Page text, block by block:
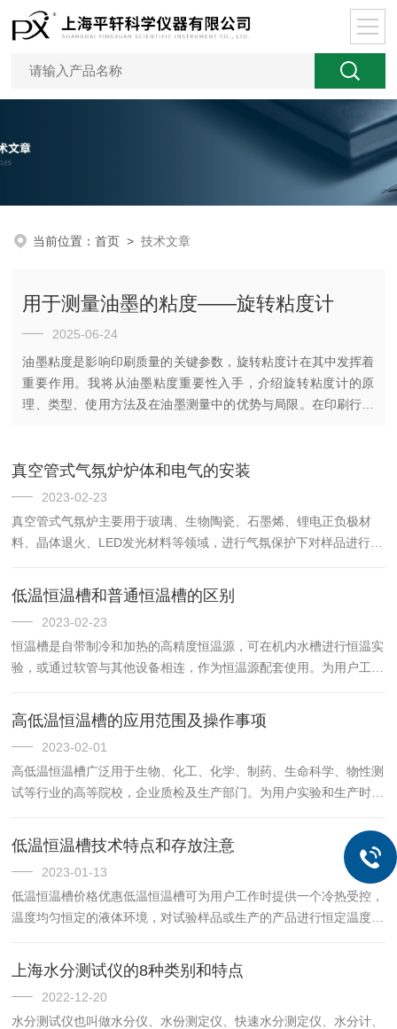
当前位置：首页 >技术文章
用于测量油墨的粘度——旋转粘度计
2025-06-24
油墨粘度是影响印刷质量的关键参数，旋转粘度计在其中发挥着
重要作用。我将从油墨粘度重要性入手，介绍旋转粘度计的原
理、类型、使用方法及在油墨测量中的优势与局限。在印刷行业
真空管式气氛炉炉体和电气的安装
2023-02-23
真空管式气氛炉主要用于玻璃、生物陶瓷、石墨烯、锂电正负极材
料、晶体退火、LED发光材料等领域，进行气氛保护下对样品进行热
安装管式气氛炉可放置在工作台上，以适合人体的生理操作高度，
工...
低温恒温槽和普通恒温槽的区别
2023-02-23
恒温槽是自带制冷和加热的高精度恒温源，可在机内水槽进行恒温实
验，或通过软管与其他设备相连，作为恒温源配套使用。为用户工作
品进行恒定温度试验或测试，可作为直接加热或制冷和辅助加热或
制...
高低温恒温槽的应用范围及操作事项
2023-02-01
高低温恒温槽广泛用于生物、化工、化学、制药、生命科学、物性测
试等行业的高等院校，企业质检及生产部门。为用户实验和生产时提
行恒定温度试验或测试，也可作为直接加热或制冷和辅助加热或制
冷...
低温恒温槽技术特点和存放注意
2023-01-13
低温恒温槽价格优惠低温恒温槽可为用户工作时提供一个冷热受控，
温度均匀恒定的液体环境，对试验样品或生产的产品进行恒定温度试
源。广泛应用于石油、化工、电子仪表、物理、化学、生物工程、医
药...
上海水分测试仪的8种类别和特点
2022-12-20
水分测试仪也叫做水分仪、水份测定仪、快速水分测定仪、水分计、